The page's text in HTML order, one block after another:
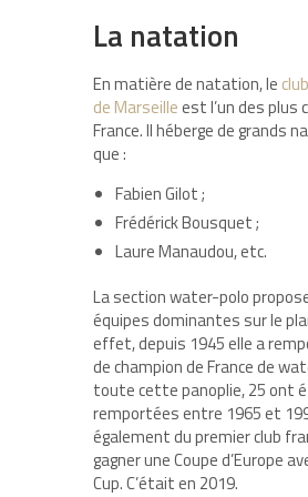
La natation
En matière de natation, le
de Marseilleest l’un des plus
France. Il héberge de grands
que :
Fabien Gilot ;
Frédérick Bousquet ;
Laure Manaudou, etc.
La section water-polo
équipes dominantes sur le
effet, depuis 1945 elle a
de champion de France de
toute cette panoplie, 25 ont
remportées entre 1965 et
également du premier club
gagner une Coupe d’Europe
Cup. C’était en 2019.